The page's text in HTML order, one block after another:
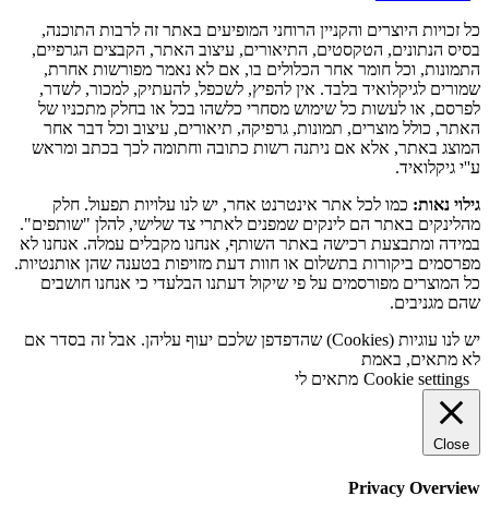
כל זכויות היוצרים והקניין הרוחני המופיעים באתר זה לרבות התוכנה,
בסיס הנתונים, הטקסטים, התיאורים, עיצוב האתר, הקבצים הגרפיים,
התמונות, וכל חומר אחר הכלולים בו, אם לא נאמר מפורשות אחרת,
שמורים לגיקלואיד בלבד. אין להפיץ, לשכפל, להעתיק, למכור, לשדר,
לפרסם, או לעשות כל שימוש מסחרי כלשהו בכל או בחלק מתכניו של
האתר, כולל מוצרים, תמונות, גרפיקה, תיאורים, עיצוב וכל דבר אחר
המוצג באתר, אלא אם ניתנה רשות כתובה וחתומה לכך בכתב ומראש
ע''י גיקלואיד.
גילוי נאות: כמו לכל אתר אינטרנט אחר, יש לנו עלויות תפעול. חלק
מהלינקים באתר הם לינקים שמפנים לאתרי צד שלישי, להלן "שותפים".
במידה ומתבצעת רכישה באתר השותף, אנחנו מקבלים עמלה. אנחנו לא
מפרסמים ביקורות בתשלום או חוות דעת מזויפות בטענה שהן אותנטיות.
כל המוצרים מפורסמים על פי שיקול דעתנו הבלעדי כי אנחנו חושבים
שהם מגניבים.
יש לנו עוגיות (Cookies) שהדפדפן שלכם יעוף עליהן. אבל זה בסדר אם
לא מתאים, באמת
Cookie settings מתאים לי
Close
Privacy Overview